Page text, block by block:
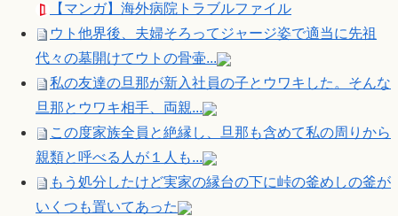
【マンガ】海外病院トラブルファイル
ウト他界後、夫婦そろってジャージ姿で適当に先祖
代々の墓開けてウトの骨壷...
私の友達の旦那が新入社員の子とウワキした。そんな
旦那とウワキ相手、両親...
この度家族全員と絶縁し、旦那も含めて私の周りから
親類と呼べる人が１人も...
もう処分したけど実家の縁台の下に峠の釜めしの釜が
いくつも置いてあった